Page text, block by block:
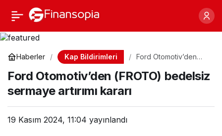
Haberler Kap Bildirimleri
Ford Otomotiv’den
sermaye artırımı kararı
Ford Otomotiv’den (FROTO) bedelsiz
sermaye artırımı kararı
19 Kasım 2024, 11:04 yayınlandı
Ford Otomotiv’den
(FROTO) bedelsiz
Paylaş